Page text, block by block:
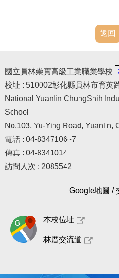
返回
國立員林崇實高級工業職業學校
校址 : 510002彰化縣員林市育英
National Yuanlin ChungShih
School
No.103, Yu-Ying Road, Yuanlin,
電話 : 04-8347106~7
傳真 : 04-8341014
訪問人次 : 2085542
Google地圖 /
本校位址
林厝交流道